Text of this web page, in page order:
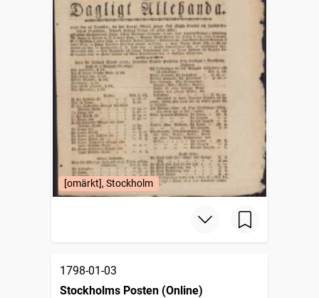
[omärkt], Stockholm
1798-01-03
Stockholms Posten (Online)